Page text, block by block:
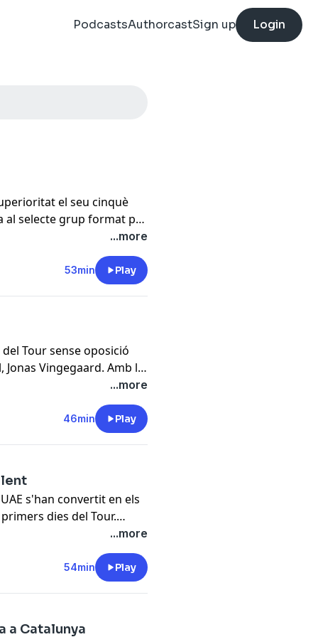
PodcastsAuthorcastSign up Login
el seu cinquè
al selecte grup format per
eslovè encara té
per exemple, ha guanyat
edat en què Miguel
francesa. Al podi de
Joan Antoni Flecha i
l'última setmana de
...more
53min Play
Tour sense oposició
Vingegaard. Amb la
l'eslovè busca que
al podi de París. A
la caiguda de
el control antidòping que
aquest Tour: Joel
director de
...more
46min Play
s'han convertit en els
dies del Tour.
Volta", tota l'anàlisi de la
I, també, entrevista
i respon sobre tots
...more
54min Play
a Catalunya